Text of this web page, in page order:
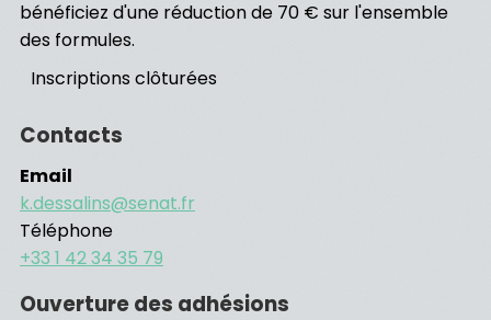
bénéficiez d'une réduction de 70 € sur l'ensemble
des formules.
Inscriptions clôturées
Contacts
Email
k.dessalins@senat.fr
Téléphone
+33 1 42 34 35 79
Ouverture des adhésions